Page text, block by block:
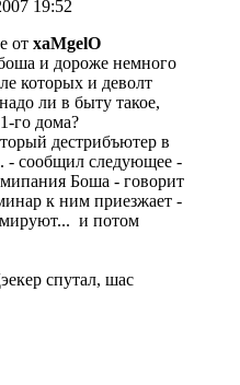
19:52
от xaMgelO
и дороже немного
которых и деволт
ли в быту такое,
го дома?
дестрибъютер в
- сообщил следующее -
Боша - говорит
к ним приезжает -
и потом
спутал, шас